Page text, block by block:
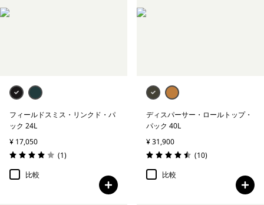
フィールドスミス・リンクド・パ
ック 24L
¥ 17,050
評価: 4.0 / 5
(1レビュー
)
比較
ディスパーサー・ロールトップ・
パック 40L
¥ 31,900
評価: 4.5 / 5
(10レビュー
)
比較